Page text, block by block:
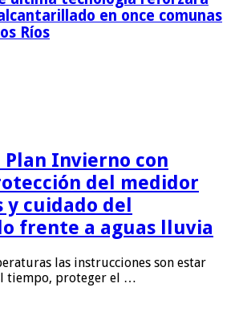
en once comunas
Ríos
Plan Invierno con
del medidor
cuidado del
frente a aguas lluvia
las instrucciones son estar
tiempo, proteger el …